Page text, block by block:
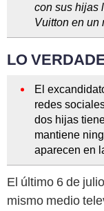
con sus hijas
Vuitton en un
LO
El
redes
dos hijas
mantiene
aparecen en
El último 6 de
mismo medio